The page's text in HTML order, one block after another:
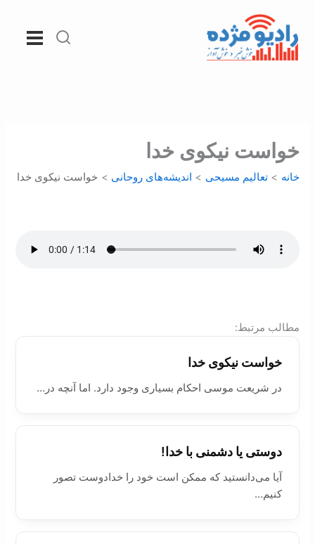
محتوا
خواست نیکوی خدا
خانه تعالیم مسیحی اندیشه‌های روحانی خواست نیکوی خدا
:مطالب مرتبط
خواست نیکوی خدا
در شریعت موسی احکام بسیاری وجود دارد. اما آنچه در…
دوستی یا دشمنی با خدا!
آیا می‌دانستید که ممکن است خود را خدادوست تصور
‌کنیم…